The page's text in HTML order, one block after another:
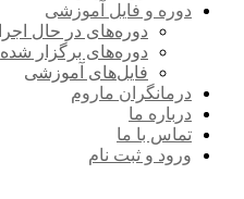
دوره و فایل آموزشی
دوره‌های در حال اجرا
دوره‌های برگزار شده
فایل‌های آموزشی
درمانگران ماروم
درباره ما
تماس با ما
ورود و ثبت نام